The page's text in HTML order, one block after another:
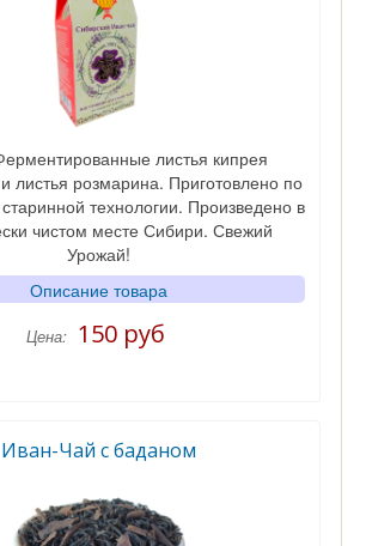
листья кипрея
и листья розмарина. Приготовлено по
старинной технологии. Произведено в
чистом месте Сибири. Свежий
Урожай!
Описание товара
Цена: 150 руб
Иван-Чай с баданом